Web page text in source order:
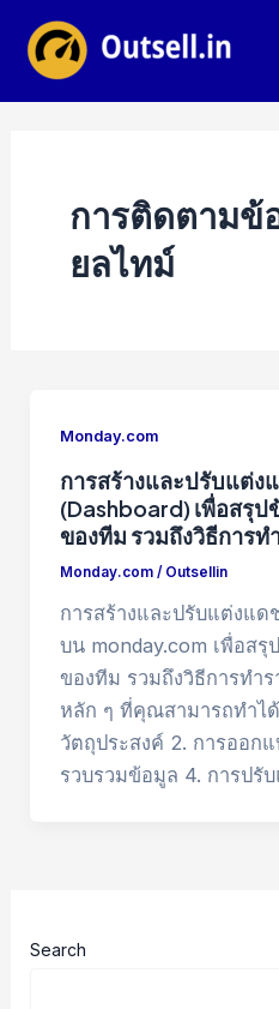
content
การติดตามข้
ยลไทม์
Monday.com
การสร้างและปรับแต่ง
(Dashboard) เพื่อสรุ
ของทีม รวมถึงวิธีการท
Monday.com/ Outsellin
การสร้างและปรับแต่งแด
บน monday.com เพื่อส
ของทีม รวมถึงวิธีการทำ
หลัก ๆ ที่คุณสามารถทำไ
วัตถุประสงค์ 2. การออก
รวบรวมข้อมูล 4. การปรั
Search